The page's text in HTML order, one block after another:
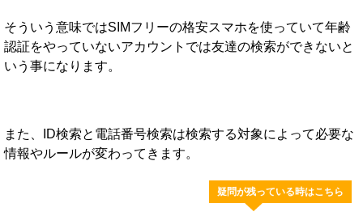
そういう意味ではSIMフリーの格安スマホを使っていて年齢
認証をやっていないアカウントでは友達の検索ができないと
いう事になります。
また、ID検索と電話番号検索は検索する対象によって必要な
情報やルールが変わってきます。
疑問が残っている時はこちら